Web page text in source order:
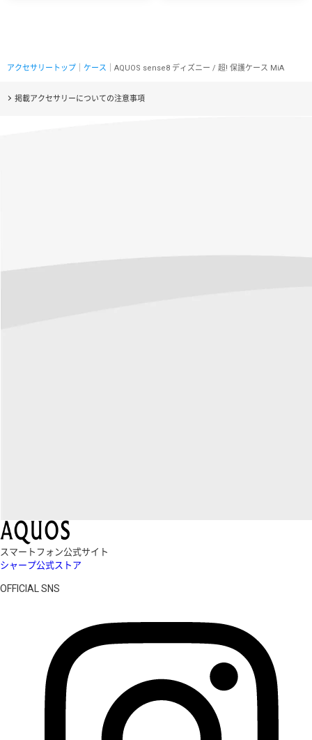
アクセサリートップ ケース ｜AQUOS sense8 ディズニー / 超! 保護ケース MiA
掲載アクセサリーについての注意事項
スマートフォン公式サイト
シャープ公式ストア
OFFICIAL SNS